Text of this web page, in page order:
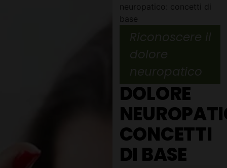
neuropatico: concetti di
base
Riconoscere il
dolore
neuropatico
DOLORE
CONCETTI
DI BASE